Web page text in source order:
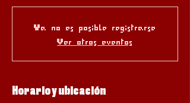
Ya no es posible registrarse
Ver otros eventos
Horario y ubicación